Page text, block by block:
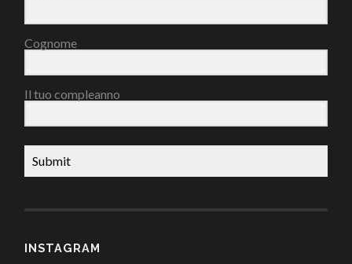
Cognome
Il tuo compleanno
Submit
INSTAGRAM